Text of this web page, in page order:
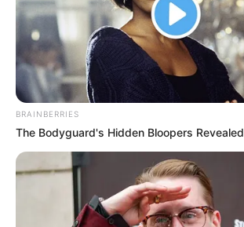
BRAINBERRIES
The Bodyguard's Hidden Bloopers Revealed